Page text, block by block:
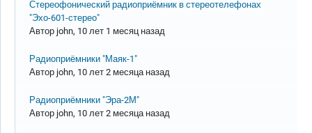
Обычная тема
Стереофонический радиоприёмник в стереотелефонах
"Эхо-601-стерео"
Автор john, 10 лет 1 месяц назад
Обычная тема
Радиоприёмники "Маяк-1"
Автор john, 10 лет 2 месяца назад
Обычная тема
Радиоприёмники "Эра-2М"
Автор john, 10 лет 2 месяца назад